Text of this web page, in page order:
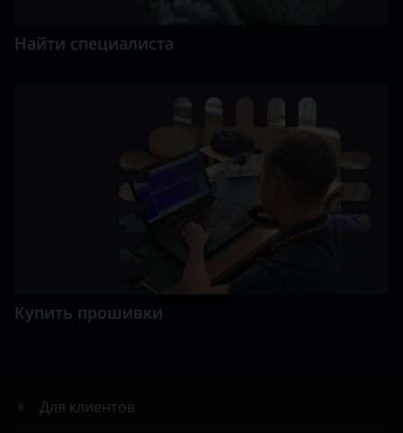
Найти специалиста
Купить прошивки
Для клиентов